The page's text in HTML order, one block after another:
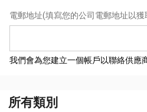
電郵地址(填寫您的公司電郵地址以
我們會為您建立一個帳戶以聯絡供應
所有類別